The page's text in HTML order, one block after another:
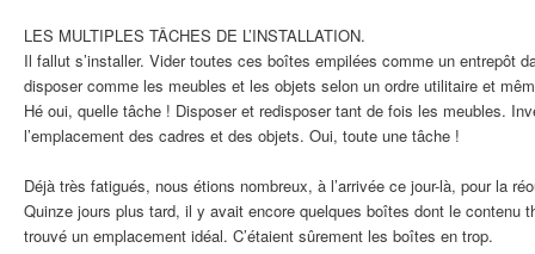
LES MULTIPLES TÂCHES DE L’INSTALLATION.
Il fallut s’installer. Vider toutes ces boîtes empilées comme un entrepôt
disposer comme les meubles et les objets selon un ordre utilitaire et
Hé oui, quelle tâche ! Disposer et redisposer tant de fois les meubles.
l’emplacement des cadres et des objets. Oui, toute une tâche !
Déjà très fatigués, nous étions nombreux, à l’arrivée ce jour-là, pour la
Quinze jours plus tard, il y avait encore quelques boîtes dont le contenu
trouvé un emplacement idéal. C’étaient sûrement les boîtes en trop.